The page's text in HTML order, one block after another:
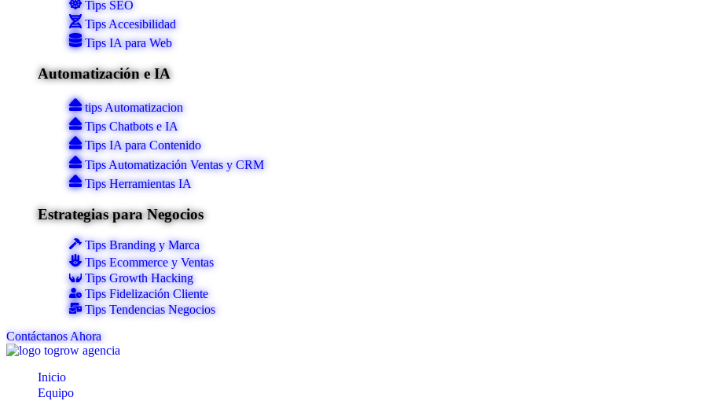
Tips SEO
Tips Accesibilidad
Tips IA para Web
Automatización e IA
tips Automatizacion
Tips Chatbots e IA
Tips IA para Contenido
Tips Automatización Ventas y CRM
Tips Herramientas IA
Estrategias para Negocios
Tips Branding y Marca
Tips Ecommerce y Ventas
Tips Growth Hacking
Tips Fidelización Cliente
Tips Tendencias Negocios
Contáctanos Ahora
Inicio
Equipo